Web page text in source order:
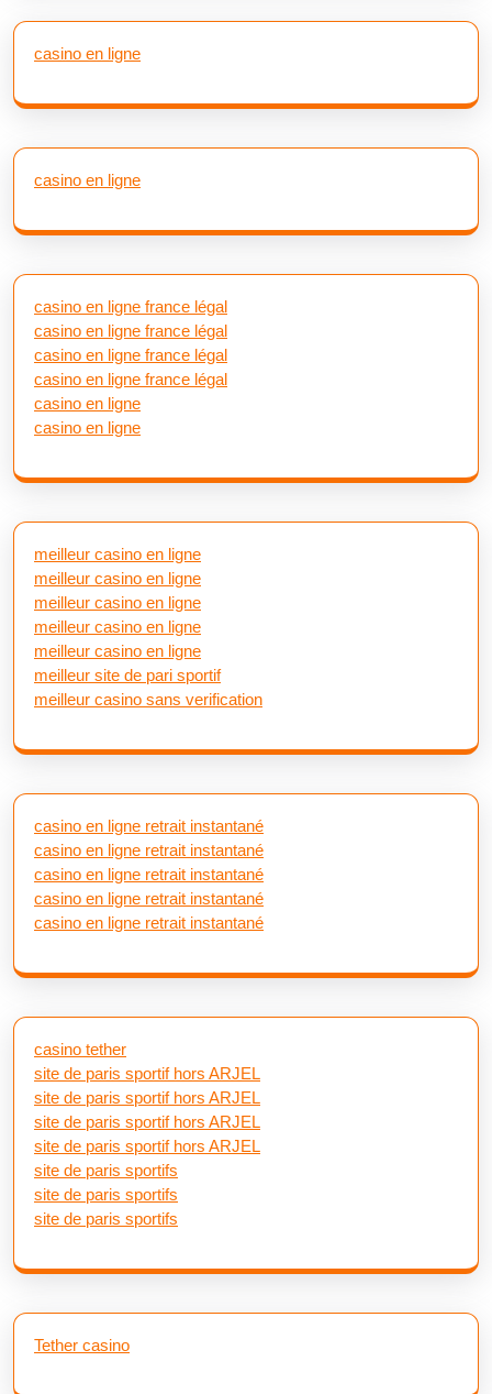
casino en ligne
casino en ligne
casino en ligne france légal
casino en ligne france légal
casino en ligne france légal
casino en ligne france légal
casino en ligne
casino en ligne
meilleur casino en ligne
meilleur casino en ligne
meilleur casino en ligne
meilleur casino en ligne
meilleur casino en ligne
meilleur site de pari sportif
meilleur casino sans verification
casino en ligne retrait instantané
casino en ligne retrait instantané
casino en ligne retrait instantané
casino en ligne retrait instantané
casino en ligne retrait instantané
casino tether
site de paris sportif hors ARJEL
site de paris sportif hors ARJEL
site de paris sportif hors ARJEL
site de paris sportif hors ARJEL
site de paris sportifs
site de paris sportifs
site de paris sportifs
Tether casino